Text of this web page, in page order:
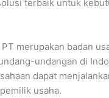
terbaik untuk
PT merupakan badan
undangan di
dapat
usaha.